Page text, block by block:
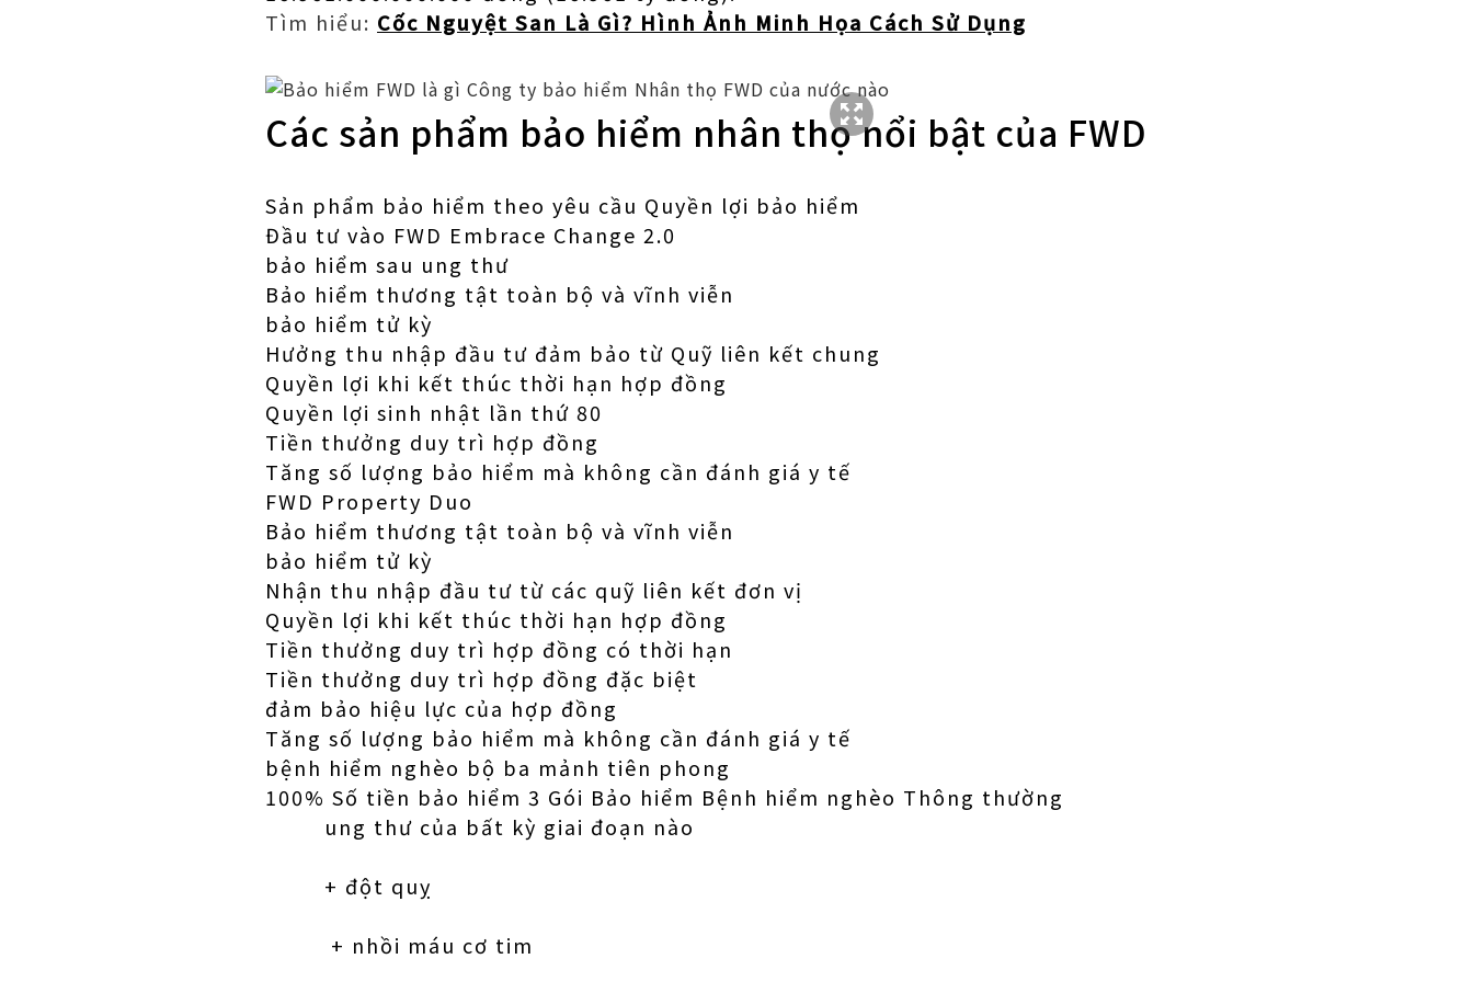
Tìm hiểu: Cốc Nguyệt San Là Gì? Hình Ảnh Minh Họa Cách Sử Dụng
Các sản phẩm bảo hiểm nhân thọ nổi bật của FWD
Sản phẩm bảo hiểm theo yêu cầu Quyền lợi bảo hiểm
Đầu tư vào FWD Embrace Change 2.0
bảo hiểm sau ung thư
Bảo hiểm thương tật toàn bộ và vĩnh viễn
bảo hiểm tử kỳ
Hưởng thu nhập đầu tư đảm bảo từ Quỹ liên kết chung
Quyền lợi khi kết thúc thời hạn hợp đồng
Quyền lợi sinh nhật lần thứ 80
Tiền thưởng duy trì hợp đồng
Tăng số lượng bảo hiểm mà không cần đánh giá y tế
FWD Property Duo
Bảo hiểm thương tật toàn bộ và vĩnh viễn
bảo hiểm tử kỳ
Nhận thu nhập đầu tư từ các quỹ liên kết đơn vị
Quyền lợi khi kết thúc thời hạn hợp đồng
Tiền thưởng duy trì hợp đồng có thời hạn
Tiền thưởng duy trì hợp đồng đặc biệt
đảm bảo hiệu lực của hợp đồng
Tăng số lượng bảo hiểm mà không cần đánh giá y tế
bệnh hiểm nghèo bộ ba mảnh tiên phong
100% Số tiền bảo hiểm 3 Gói Bảo hiểm Bệnh hiểm nghèo Thông thường
ung thư của bất kỳ giai đoạn nào
+ đột quỵ
+ nhồi máu cơ tim